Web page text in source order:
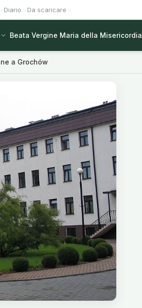
Diario Da scaricare
Beata Vergine Maria della Misericordia
a Grochów